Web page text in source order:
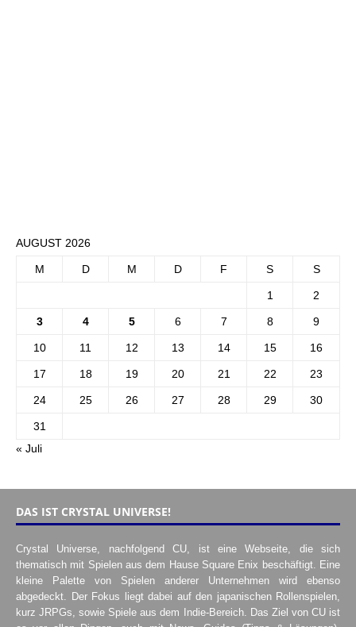
AUGUST 2026
M D M D F S S
1 2
3 4 5 6 7 8 9
10 11 12 13 14 15 16
17 18 19 20 21 22 23
24 25 26 27 28 29 30
31
« Juli
DAS IST CRYSTAL UNIVERSE!
Crystal Universe, nachfolgend CU, ist eine Webseite, die sich
thematisch mit Spielen aus dem Hause Square Enix beschäftigt. Eine
kleine Palette von Spielen anderer Unternehmen wird ebenso
abgedeckt. Der Fokus liegt dabei auf den japanischen Rollenspielen,
kurz JRPGs, sowie Spiele aus dem Indie-Bereich. Das Ziel von CU ist